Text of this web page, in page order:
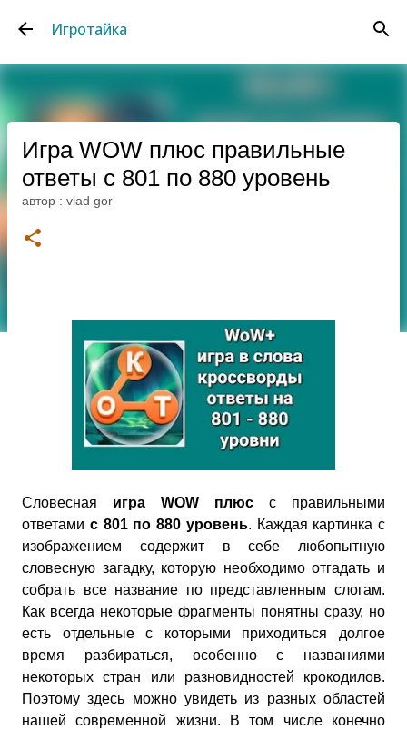
Игротайка
Игра WOW плюс правильные
ответы с 801 по 880 уровень
автор : vlad gor
Словесная игра WOW плюс с правильными
ответами с 801 по 880 уровень. Каждая картинка с
изображением содержит в себе любопытную
словесную загадку, которую необходимо отгадать и
собрать все название по представленным слогам.
Как всегда некоторые фрагменты понятны сразу, но
есть отдельные с которыми приходиться долгое
время разбираться, особенно с названиями
некоторых стран или разновидностей крокодилов.
Поэтому здесь можно увидеть из разных областей
нашей современной жизни. В том числе конечно